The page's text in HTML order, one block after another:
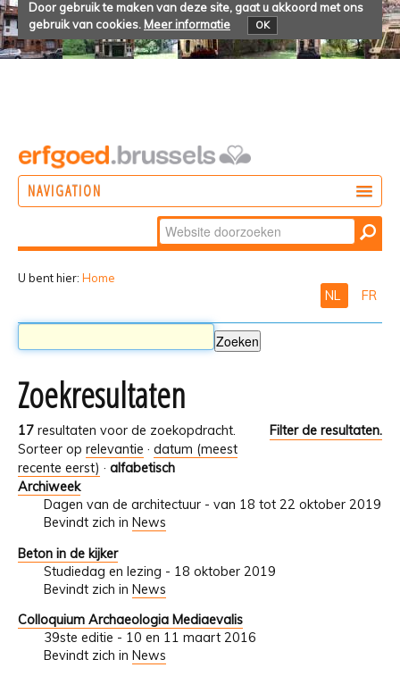
Door gebruik te maken van deze site, gaat u akkoord met ons
gebruik van cookies. Meer informatie OK
NAVIGATION
Zoek
Geavanceerd
U bent hier: Home
NL FR
Zoekresultaten
17 resultaten voor de zoekopdracht.
Filter de resultaten.
Sorteer op relevantie · datum (meest
recente eerst) · alfabetisch
Archiweek
Dagen van de architectuur - van 18 tot 22 oktober 2019
Bevindt zich in News
Beton in de kijker
Studiedag en lezing - 18 oktober 2019
Bevindt zich in News
Colloquium Archaeologia Mediaevalis
39ste editie - 10 en 11 maart 2016
Bevindt zich in News